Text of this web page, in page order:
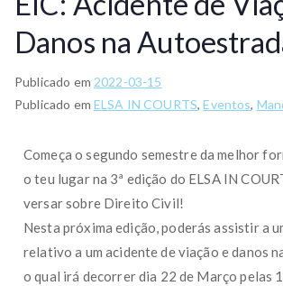
Danos na
Publicado em 2022-03-15
Publicado em ELSA IN COURTS,Eventos,
Começa o segundo semestre da melhor
o teu lugar na 3ª edição do ELSA IN
versar sobre Direito Civil!
Nesta próxima edição, poderás assistir a
relativo a um acidente de viação e danos
o qual irá decorrer dia 22 de Março pelas